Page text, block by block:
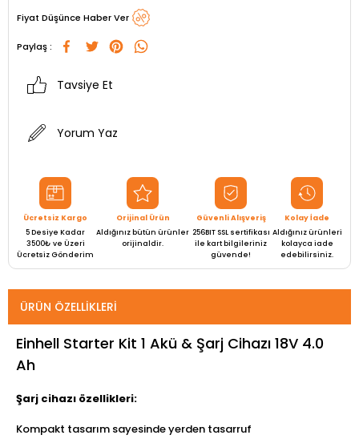
Fiyat Düşünce Haber Ver
Paylaş :
Tavsiye Et
Yorum Yaz
Ücretsiz Kargo
5 Desiye Kadar
3500₺ ve Üzeri
Ücretsiz Gönderim
Orijinal Ürün
Aldığınız bütün ürünler
orijinaldir.
Güvenli Alışveriş
256BIT SSL sertifikası
ile kart bilgileriniz
güvende!
Kolay İade
Aldığınız ürünleri
kolayca iade
edebilirsiniz.
ÜRÜN ÖZELLIKLERI
Einhell Starter Kit 1 Akü & Şarj Cihazı 18V 4.0
Ah
Şarj cihazı özellikleri:
Kompakt tasarım sayesinde yerden tasarruf